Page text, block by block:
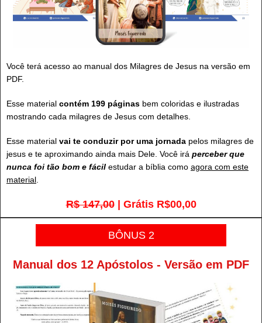
Você terá acesso ao manual dos Milagres de Jesus na versão em
PDF.
Esse material contém 199 páginas bem coloridas e ilustradas
mostrando cada milagres de Jesus com detalhes.
Esse material vai te conduzir por uma jornada pelos milagres de
jesus e te aproximando ainda mais Dele. Você irá perceber que
nunca foi tão bom e fácil estudar a bíblia como agora com este
material
R$ 147,00| Grátis R$00,00
BÔNUS 2
Manual dos 12 Apóstolos - Versão em PDF